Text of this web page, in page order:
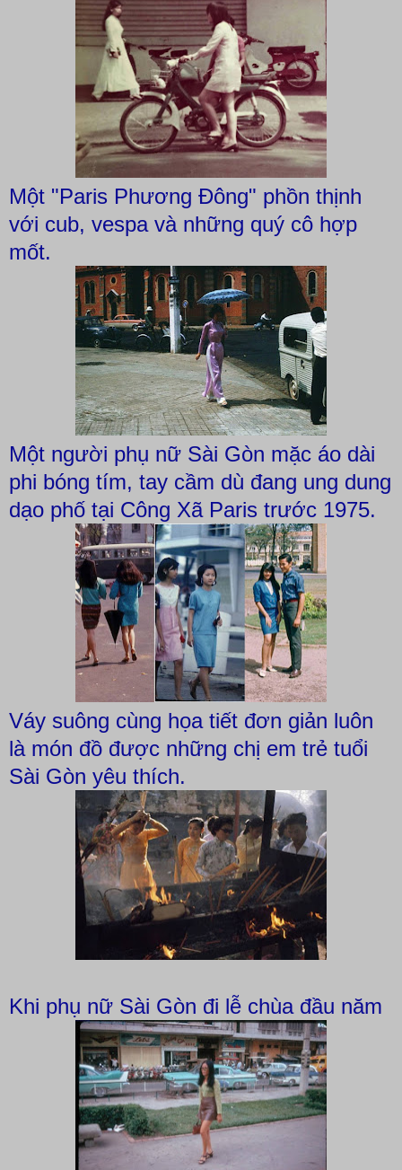
Một "Paris Phương Đông" phồn thịnh
với cub, vespa và những quý cô hợp
mốt.
Một người phụ nữ Sài Gòn mặc áo dài
phi bóng tím, tay cầm dù đang ung dung
dạo phố tại Công Xã Paris trước 1975.
Váy suông cùng họa tiết đơn giản luôn
là món đồ được những chị em trẻ tuổi
Sài Gòn yêu thích.
Khi phụ nữ Sài Gòn đi lễ chùa đầu năm